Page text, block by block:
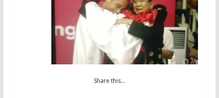
Share this…